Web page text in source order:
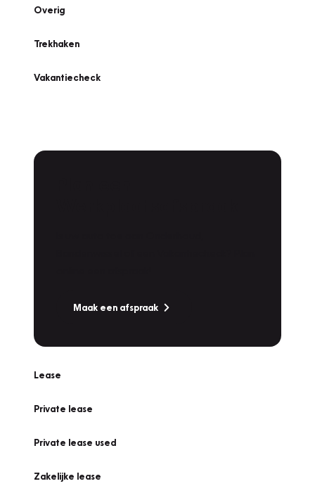
Overig
Trekhaken
Vakantiecheck
Maak een afspraak
Lease
Private lease
Private lease used
Zakelijke lease